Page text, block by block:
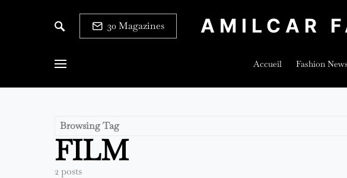
30 Magazines AMILCAR
Accueil Fashion News
Browsing Tag
FILM
2 posts